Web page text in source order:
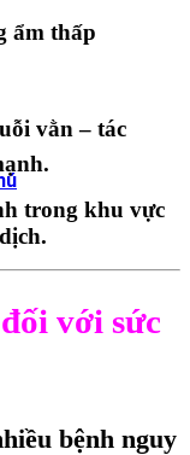
ẩm thấp
vằn – tác
trong khu vực
với sức
bệnh nguy